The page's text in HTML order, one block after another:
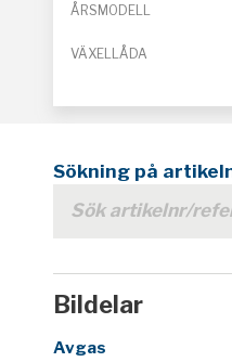
ÅRSMODELL
VÄXELLÅDA
Sökning på
Bildelar
Avgas